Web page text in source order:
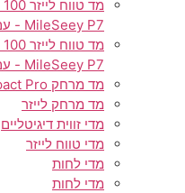
MileSeey P7 - עם מצלמה, צג מגע צבעוני ובלוט'וס
MileSeey P7 - עם מצלמה, צג מגע צבעוני ובלוט'וס
מד מרחק DistanceMaster Compact Pro
מד מרחק לייזר
מדי זווית דיגיטליים
מדי טווח לייזר
מדי לחות
מדי לחות